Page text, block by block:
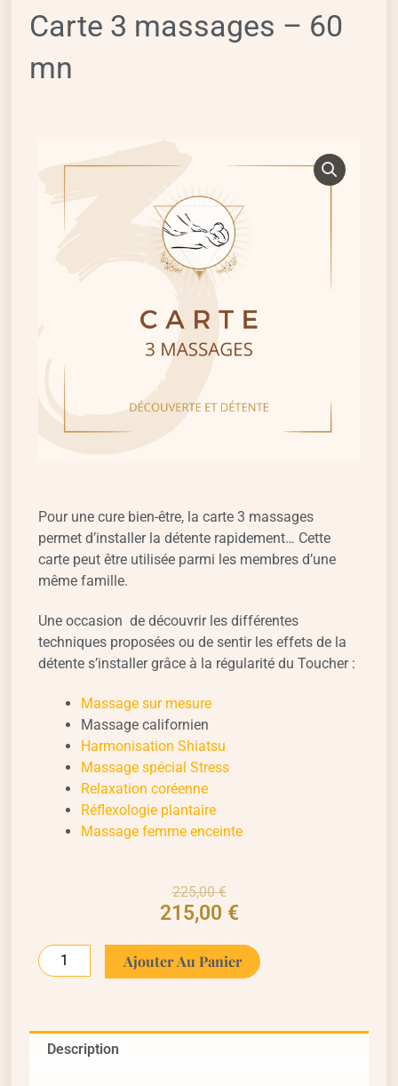
Carte 3 massages – 60
mn
Pour une cure bien-être, la carte 3 massages
permet d’installer la détente rapidement… Cette
carte peut être utilisée parmi les membres d’une
même famille.
Une occasion de découvrir les différentes
techniques proposées ou de sentir les effets de la
détente s’installer grâce à la régularité du Toucher :
Massage sur mesure
Massage californien
Harmonisation Shiatsu
Massage spécial Stress
Relaxation coréenne
Réflexologie plantaire
Massage femme enceinte
225,00€
Le
prix
était :
225,00 €.
215,00 €
Le
prix
est :
215,00 €.
quantité
de
massages
Ajouter Au Panier
Description